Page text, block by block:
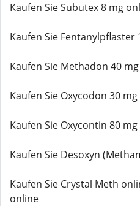
Kaufen Sie Subutex 8 mg
Kaufen Sie Fentanylpflaster
Kaufen Sie Methadon 40
Kaufen Sie Oxycodon 30
Kaufen Sie Oxycontin 80
Kaufen Sie Desoxyn
Kaufen Sie Crystal Meth
online